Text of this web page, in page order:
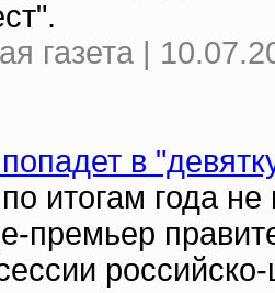
газета |
в
итогам года
премьер